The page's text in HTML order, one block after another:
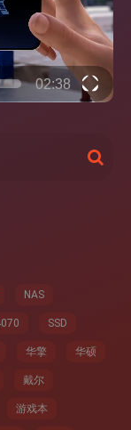
02:38
搜
索
NAS
SSD
华擎 华硕
戴尔
游戏本